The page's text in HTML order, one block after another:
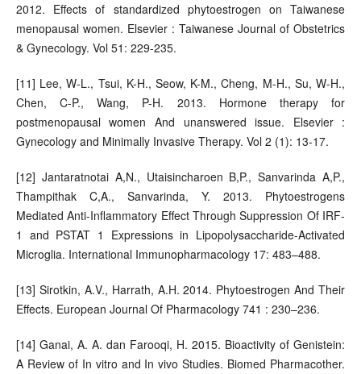
2012. Effects of standardized phytoestrogen on Taiwanese
menopausal women. Elsevier : Taiwanese Journal of Obstetrics
& Gynecology. Vol 51: 229-235.
[11] Lee, W-L., Tsui, K-H., Seow, K-M., Cheng, M-H., Su, W-H.,
Chen, C-P., Wang, P-H. 2013. Hormone therapy for
postmenopausal women And unanswered issue. Elsevier :
Gynecology and Minimally Invasive Therapy. Vol 2 (1): 13-17.
[12] Jantaratnotai A,N., Utaisincharoen B,P., Sanvarinda A,P.,
Thampithak C,A., Sanvarinda, Y. 2013. Phytoestrogens
Mediated Anti-Inflammatory Effect Through Suppression Of IRF-
1 and PSTAT 1 Expressions in Lipopolysaccharide-Activated
Microglia. International Immunopharmacology 17: 483–488.
[13] Sirotkin, A.V., Harrath, A.H. 2014. Phytoestrogen And Their
Effects. European Journal Of Pharmacology 741 : 230–236.
[14] Ganai, A. A. dan Farooqi, H. 2015. Bioactivity of Genistein:
A Review of In vitro and In vivo Studies. Biomed Pharmacother.